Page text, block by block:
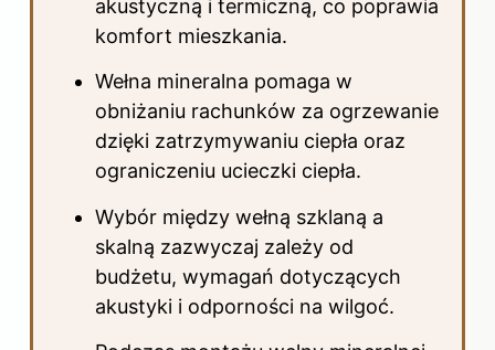
akustyczną i termiczną, co poprawia
komfort mieszkania.
Wełna mineralna pomaga w
obniżaniu rachunków za ogrzewanie
dzięki zatrzymywaniu ciepła oraz
ograniczeniu ucieczki ciepła.
Wybór między wełną szklaną a
skalną zazwyczaj zależy od
budżetu, wymagań dotyczących
akustyki i odporności na wilgoć.